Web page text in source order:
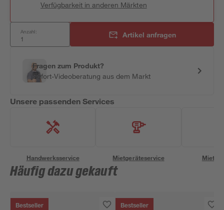
Verfügbarkeit in anderen Märkten
Anzahl: Artikel anfragen
Fragen zum Produkt?
Sofort-Videoberatung aus dem Markt
Unsere passenden Services
Handwerksservice Mietgeräteservice
Häufig dazu gekauft
Bestseller Bestseller